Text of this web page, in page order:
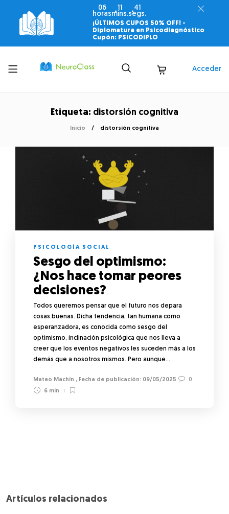
06
horas
11
mins.
41
segs.
¡ÚLTIMOS CUPOS 50% OFF! -
Diplomatura en Psicodiagnóstico
Cupón: PSICODIPLO
Toggle
menu
Acceder
Etiqueta: distorsión cognitiva
Inicio distorsión cognitiva
PSICOLOGÍA SOCIAL
Sesgo del optimismo:
¿Nos hace tomar peores
decisiones?
Todos queremos pensar que el futuro nos depara
cosas buenas. Dicha tendencia, tan humana como
esperanzadora, es conocida como sesgo del
optimismo, inclinación psicológica que nos lleva a
creer que los eventos negativos les suceden más a los
demás que a nosotros mismos. Pero aunque…
Mateo Machín , 09/05/2025
0
6 min
Artículos relacionados